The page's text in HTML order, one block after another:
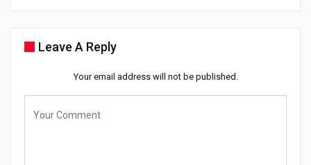
Leave A Reply
Your email address will not be published.